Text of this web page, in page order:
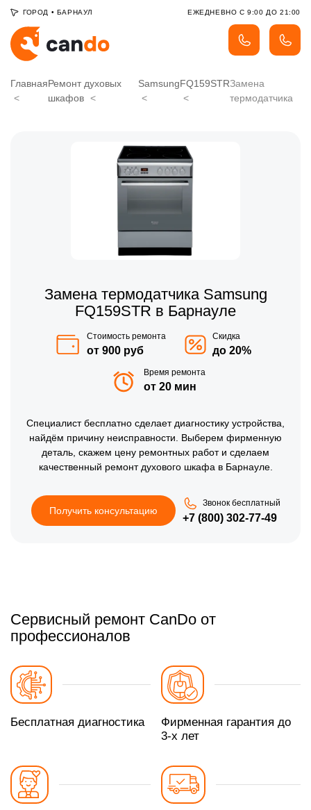
ГОРОД • БАРНАУЛ ЕЖЕДНЕВНО С 9:00 ДО 21:00
ГлавнаяРемонт духовых
шкафов
SamsungFQ159STRЗамена
термодатчика
Замена термодатчика Samsung
FQ159STR в Барнауле
Стоимость ремонта
от 900 руб
Скидка
до 20%
Время ремонта
от 20 мин
Специалист бесплатно сделает диагностику устройства,
найдём причину неисправности. Выберем фирменную
деталь, скажем цену ремонтных работ и сделаем
качественный ремонт духового шкафа в Барнауле.
Получить консультацию
Звонок бесплатный
+7 (800) 302-77-49
Сервисный ремонт CanDo от
профессионалов
Бесплатная диагностика
Фирменная гарантия до
3-х лет